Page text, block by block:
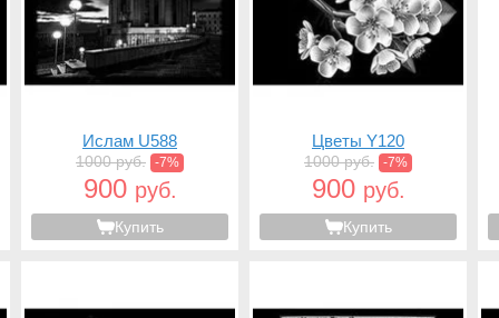
Ислам U588
1000 руб. -7%
900 руб.
Купить
Цветы Y120
1000 руб. -7%
900 руб.
Купить